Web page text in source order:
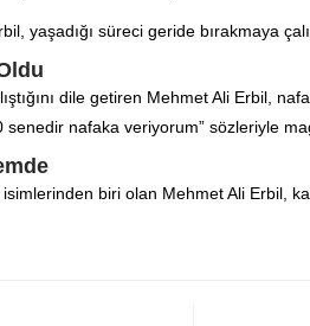
yaşadığı süreci geride bırakmaya
dile getiren Mehmet Ali Erbil,
nafaka veriyorum” sözleriyle
biri olan Mehmet Ali Erbil,